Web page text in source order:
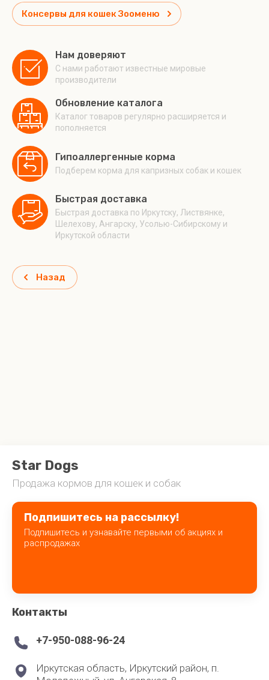
Консервы для кошек Зооменю
Нам доверяют
С нами работают известные мировые
производители
Обновление каталога
Каталог товаров регулярно расширяется и
пополняется
Гипоаллергенные корма
Подберем корма для капризных собак и кошек
Быстрая доставка
Быстрая доставка по Иркутску, Листвянке,
Шелехову, Ангарску, Усолью-Сибирскому и
Иркутской области
Назад
Star Dogs
Продажа кормов для кошек и собак
Подпишитесь на рассылку!
Подпишитесь и узнавайте первыми об акциях и
распродажах
Контакты
+7-950-088-96-24
Иркутская область, Иркутский район, п.